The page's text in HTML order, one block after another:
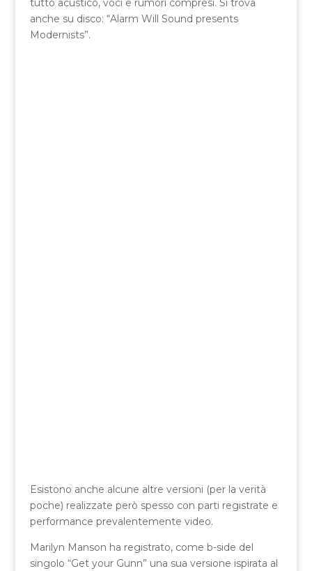
tutto acustico, voci e rumori compresi. Si trova
anche su disco: “Alarm Will Sound presents
Modernists”.
Esistono anche alcune altre versioni (per la verità
poche) realizzate però spesso con parti registrate e
performance prevalentemente video.
Marilyn Manson ha registrato, come b-side del
singolo “Get your Gunn” una sua versione ispirata al